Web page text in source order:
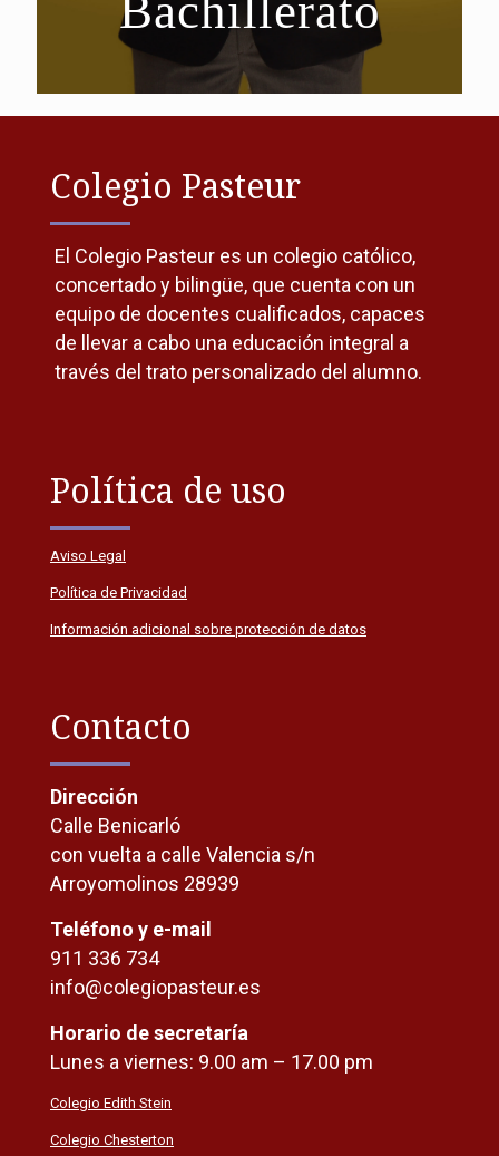
Bachillerato
Colegio Pasteur
El Colegio Pasteur es un colegio católico,
concertado y bilingüe, que cuenta con un
equipo de docentes cualificados, capaces
de llevar a cabo una educación integral a
través del trato personalizado del alumno.
Política de uso
Aviso Legal
Política de Privacidad
Información adicional sobre protección de datos
Contacto
Dirección
Calle Benicarló
con vuelta a calle Valencia s/n
Arroyomolinos 28939
Teléfono y e-mail
911 336 734
info@colegiopasteur.es
Horario de secretaría
Lunes a viernes: 9.00 am – 17.00 pm
Colegio Edith Stein
Colegio Chesterton